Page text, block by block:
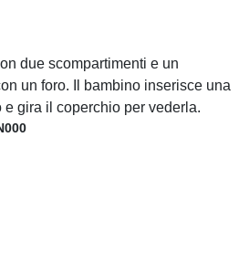
due scompartimenti e un
un foro. Il bambino inserisce una
gira il coperchio per vederla.